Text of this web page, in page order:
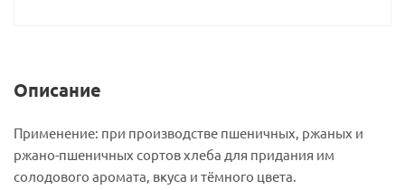
Описание
Применение: при производстве пшеничных, ржаных и
ржано-пшеничных сортов хлеба для придания им
солодового аромата, вкуса и тёмного цвета.